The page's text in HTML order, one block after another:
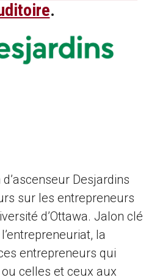
.
Desjardins
sur les entrepreneurs
d’Ottawa. Jalon clé
la
entrepreneurs qui
celles et ceux aux